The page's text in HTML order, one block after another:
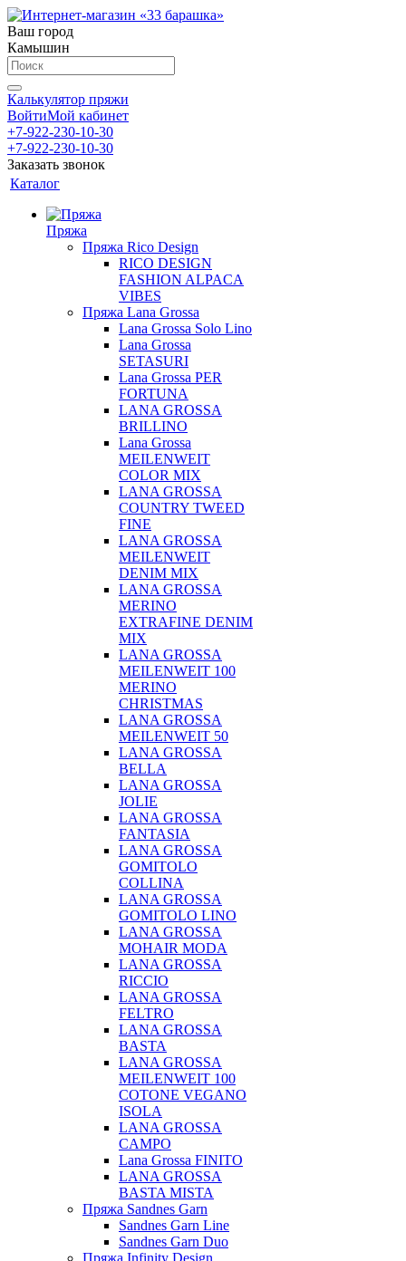
Ваш город
Камышин
Калькулятор пряжи
ВойтиМой кабинет
+7-922-230-10-30
+7-922-230-10-30
Заказать звонок
Каталог
Пряжа
Пряжа Rico Design
RICO DESIGN
FASHION ALPACA
VIBES
Пряжа Lana Grossa
Lana Grossa Solo Lino
Lana Grossa
SETASURI
Lana Grossa PER
FORTUNA
LANA GROSSA
BRILLINO
Lana Grossa
MEILENWEIT
COLOR MIX
LANA GROSSA
COUNTRY TWEED
FINE
LANA GROSSA
MEILENWEIT
DENIM MIX
LANA GROSSA
MERINO
EXTRAFINE DENIM
MIX
LANA GROSSA
MEILENWEIT 100
MERINO
CHRISTMAS
LANA GROSSA
MEILENWEIT 50
LANA GROSSA
BELLA
LANA GROSSA
JOLIE
LANA GROSSA
FANTASIA
LANA GROSSA
GOMITOLO
COLLINA
LANA GROSSA
GOMITOLO LINO
LANA GROSSA
MOHAIR MODA
LANA GROSSA
RICCIO
LANA GROSSA
FELTRO
LANA GROSSA
BASTA
LANA GROSSA
MEILENWEIT 100
COTONE VEGANO
ISOLA
LANA GROSSA
CAMPO
Lana Grossa FINITO
LANA GROSSA
BASTA MISTA
Пряжа Sandnes Garn
Sandnes Garn Line
Sandnes Garn Duo
Пряжа Infinity Design